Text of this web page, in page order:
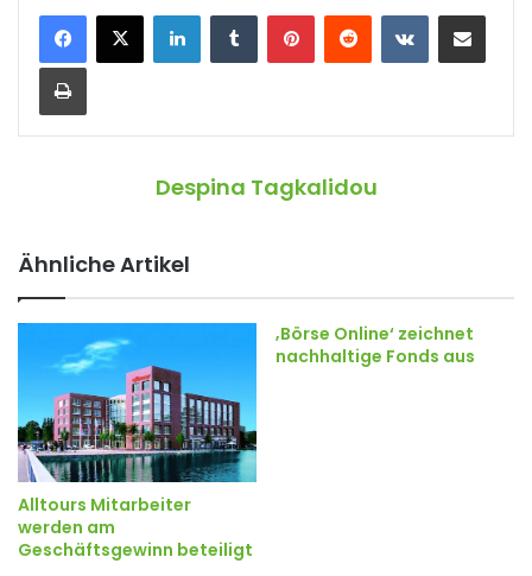
Despina Tagkalidou
Ähnliche Artikel
Alltours Mitarbeiter
werden am
Geschäftsgewinn beteiligt
‚Börse Online‘ zeichnet
nachhaltige Fonds aus